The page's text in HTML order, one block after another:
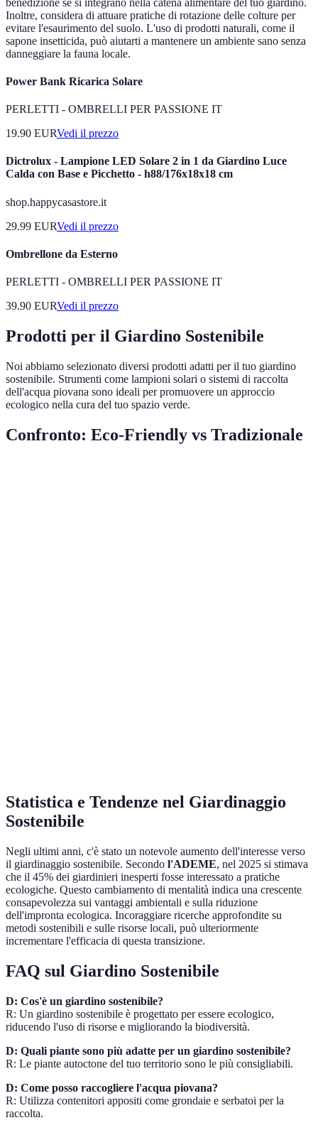
Inoltre, considera di attuare pratiche di rotazione delle colture per
evitare l'esaurimento del suolo. L'uso di prodotti naturali, come il
sapone insetticida, può aiutarti a mantenere un ambiente sano senza
danneggiare la fauna locale.
Power Bank Ricarica Solare
PERLETTI - OMBRELLI PER PASSIONE IT
19.90 EURVedi il prezzo
Dictrolux - Lampione LED Solare 2 in 1 da Giardino Luce
Calda con Base e Picchetto - h88/176x18x18 cm
shop.happycasastore.it
29.99 EURVedi il prezzo
Ombrellone da Esterno
PERLETTI - OMBRELLI PER PASSIONE IT
39.90 EURVedi il prezzo
Prodotti per il Giardino Sostenibile
Noi abbiamo selezionato diversi prodotti adatti per il tuo giardino
sostenibile. Strumenti come lampioni solari o sistemi di raccolta
dell'acqua piovana sono ideali per promuovere un approccio
ecologico nella cura del tuo spazio verde.
Confronto: Eco-Friendly vs Tradizionale
Statistica e Tendenze nel Giardinaggio
Sostenibile
Negli ultimi anni, c'è stato un notevole aumento dell'interesse verso
il giardinaggio sostenibile. Secondo l'ADEME, nel 2025 si stimava
che il 45% dei giardinieri inesperti fosse interessato a pratiche
ecologiche. Questo cambiamento di mentalità indica una crescente
consapevolezza sui vantaggi ambientali e sulla riduzione
dell'impronta ecologica. Incoraggiare ricerche approfondite su
metodi sostenibili e sulle risorse locali, può ulteriormente
incrementare l'efficacia di questa transizione.
FAQ sul Giardino Sostenibile
D: Cos'è un giardino sostenibile?
R: Un giardino sostenibile è progettato per essere ecologico,
riducendo l'uso di risorse e migliorando la biodiversità.
D: Quali piante sono più adatte per un giardino sostenibile?
R: Le piante autoctone del tuo territorio sono le più consigliabili.
D: Come posso raccogliere l'acqua piovana?
R: Utilizza contenitori appositi come grondaie e serbatoi per la
raccolta.